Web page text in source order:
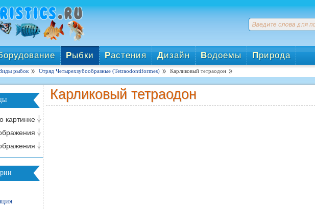
Рыбки Растения Дизайн Водоемы Природа
рыбок Отряд Четырехзубообразные (Tetraodontiformes) Карликовый тетраодон
картинке
Карликовый тетраодон